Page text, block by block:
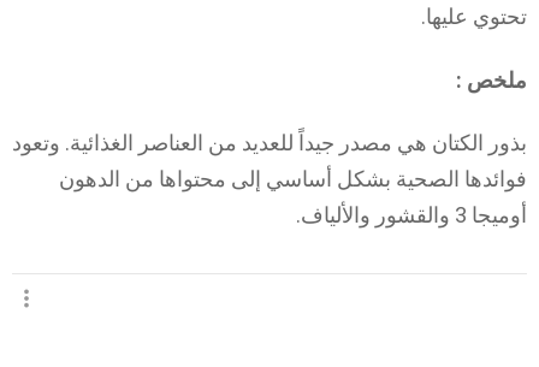
تحتوي عليها.
ملخص :
بذور الكتان هي مصدر جيداً للعديد من العناصر الغذائية. وتعود
فوائدها الصحية بشكل أساسي إلى محتواها من الدهون
أوميجا 3 والقشور والألياف.